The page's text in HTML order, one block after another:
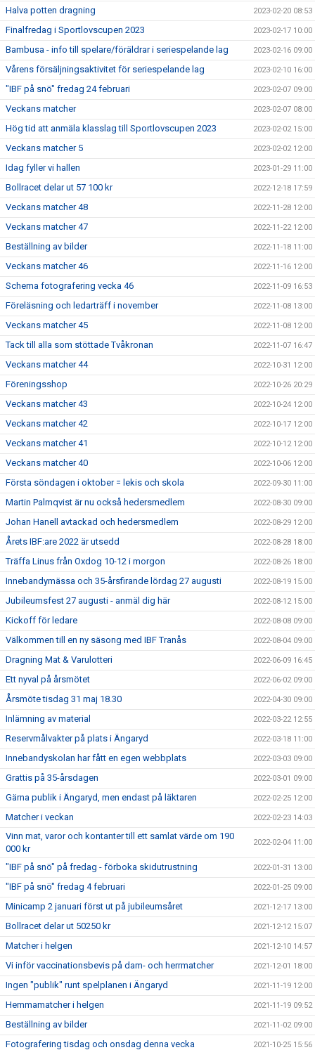
Halva potten dragning 2023-02-20 08:53
Finalfredag i Sportlovscupen 2023 2023-02-17 10:00
Bambusa - info till spelare/föräldrar i seriespelande lag 2023-02-16 09:00
Vårens försäljningsaktivitet för seriespelande lag 2023-02-10 16:00
"IBF på snö" fredag 24 februari 2023-02-07 09:00
Veckans matcher 2023-02-07 08:00
Hög tid att anmäla klasslag till Sportlovscupen 2023 2023-02-02 15:00
Veckans matcher 5 2023-02-02 12:00
Idag fyller vi hallen 2023-01-29 11:00
Bollracet delar ut 57 100 kr 2022-12-18 17:59
Veckans matcher 48 2022-11-28 12:00
Veckans matcher 47 2022-11-22 12:00
Beställning av bilder 2022-11-18 11:00
Veckans matcher 46 2022-11-16 12:00
Schema fotografering vecka 46 2022-11-09 16:53
Föreläsning och ledarträff i november 2022-11-08 13:00
Veckans matcher 45 2022-11-08 12:00
Tack till alla som stöttade Tvåkronan 2022-11-07 16:47
Veckans matcher 44 2022-10-31 12:00
Föreningsshop 2022-10-26 20:29
Veckans matcher 43 2022-10-24 12:00
Veckans matcher 42 2022-10-17 12:00
Veckans matcher 41 2022-10-12 12:00
Veckans matcher 40 2022-10-06 12:00
Första söndagen i oktober = lekis och skola 2022-09-30 11:00
Martin Palmqvist är nu också hedersmedlem 2022-08-30 09:00
Johan Hanell avtackad och hedersmedlem 2022-08-29 12:00
Årets IBF:are 2022 är utsedd 2022-08-28 18:00
Träffa Linus från Oxdog 10-12 i morgon 2022-08-26 18:00
Innebandymässa och 35-årsfirande lördag 27 augusti 2022-08-19 15:00
Jubileumsfest 27 augusti - anmäl dig här 2022-08-12 15:00
Kickoff för ledare 2022-08-08 09:00
Välkommen till en ny säsong med IBF Tranås 2022-08-04 09:00
Dragning Mat & Varulotteri 2022-06-09 16:45
Ett nyval på årsmötet 2022-06-02 09:00
Årsmöte tisdag 31 maj 18.30 2022-04-30 09:00
Inlämning av material 2022-03-22 12:55
Reservmålvakter på plats i Ängaryd 2022-03-18 11:00
Innebandyskolan har fått en egen webbplats 2022-03-03 09:00
Grattis på 35-årsdagen 2022-03-01 09:00
Gärna publik i Ängaryd, men endast på läktaren 2022-02-25 12:00
Matcher i veckan 2022-02-23 14:03
Vinn mat, varor och kontanter till ett samlat värde om 190
000 kr
2022-02-04 11:00
"IBF på snö" på fredag - förboka skidutrustning 2022-01-31 13:00
"IBF på snö" fredag 4 februari 2022-01-25 09:00
Minicamp 2 januari först ut på jubileumsåret 2021-12-17 13:00
Bollracet delar ut 50250 kr 2021-12-12 15:07
Matcher i helgen 2021-12-10 14:57
Vi inför vaccinationsbevis på dam- och herrmatcher 2021-12-01 18:00
Ingen "publik" runt spelplanen i Ängaryd 2021-11-19 12:00
Hemmamatcher i helgen 2021-11-19 09:52
Beställning av bilder 2021-11-02 09:00
Fotografering tisdag och onsdag denna vecka 2021-10-25 15:56